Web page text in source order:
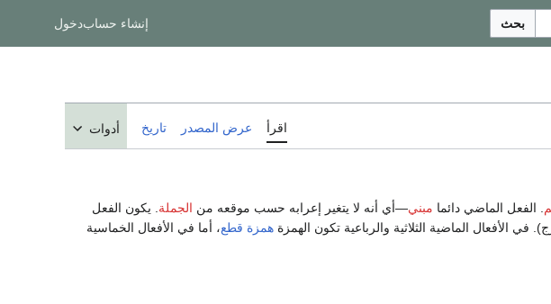
بحث إنشاء حسابدخول
اقرأ عرض المصدر تاريخ أدوات
. الفعل الماضي دائما مبني—أي أنه لا يتغير إعرابه حسب موقعه من الجملة . يكون الفعل
الأفعال الماضية الثلاثية والرباعية تكون الهمزة همزة قطع، أما في الأفعال الخماسية